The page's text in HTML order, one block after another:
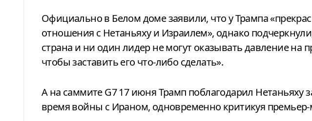
Официально в Белом доме заявили, что у Трампа
отношения с Нетаньяху и Израилем», однако
страна и ни один лидер не могут оказывать давление на
чтобы заставить его что-либо сделать».
А на саммите G7 17 июня Трамп поблагодарил Нетаньяху
время войны с Ираном, одновременно критикуя